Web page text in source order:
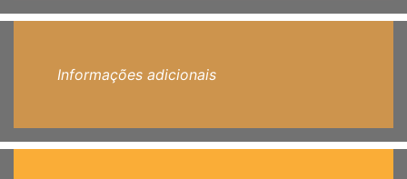
Informações adicionais